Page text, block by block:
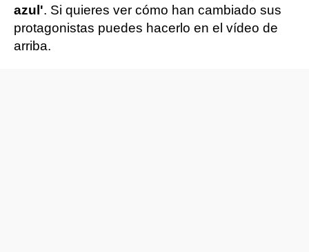
azul'. Si quieres ver cómo han cambiado sus
protagonistas puedes hacerlo en el vídeo de
arriba.